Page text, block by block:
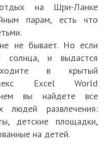
отдых на Шри-Ланке
парам, есть что
не бывает. Но если
солнца, и выдастся
в крытый
Excel World
вы найдете все
людей развлечения:
детские площадки,
на детей.